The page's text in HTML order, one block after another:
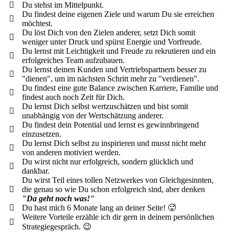
Du stehst im Mittelpunkt.
Du findest deine eigenen Ziele und warum Du sie erreichen
möchtest.
Du löst Dich von den Zielen anderer, setzt Dich somit
weniger unter Druck und spürst Energie und Vorfreude.
Du lernst mit Leichtigkeit und Freude zu rekrutieren und ein
erfolgreiches Team aufzubauen.
Du lernst deinen Kunden und Vertriebspartnern besser zu
"dienen", um im nächsten Schritt mehr zu "verdienen".
Du findest eine gute Balance zwischen Karriere, Familie und
findest auch noch Zeit für Dich.
Du lernst Dich selbst wertzuschätzen und bist somit
unabhängig von der Wertschätzung anderer.
Du findest dein Potential und lernst es gewinnbringend
einzusetzen.
Du lernst Dich selbst zu inspirieren und musst nicht mehr
von anderen motiviert werden.
Du wirst nicht nur erfolgreich, sondern glücklich und
dankbar.
Du wirst Teil eines tollen Netzwerkes von Gleichgesinnten,
die genau so wie Du schon erfolgreich sind, aber denken
"Da geht noch was!"
Du hast mich 6 Monate lang an deiner Seite! 🥵
Weitere Vorteile erzähle ich dir gern in deinem persönlichen
Strategiegespräch. 😉